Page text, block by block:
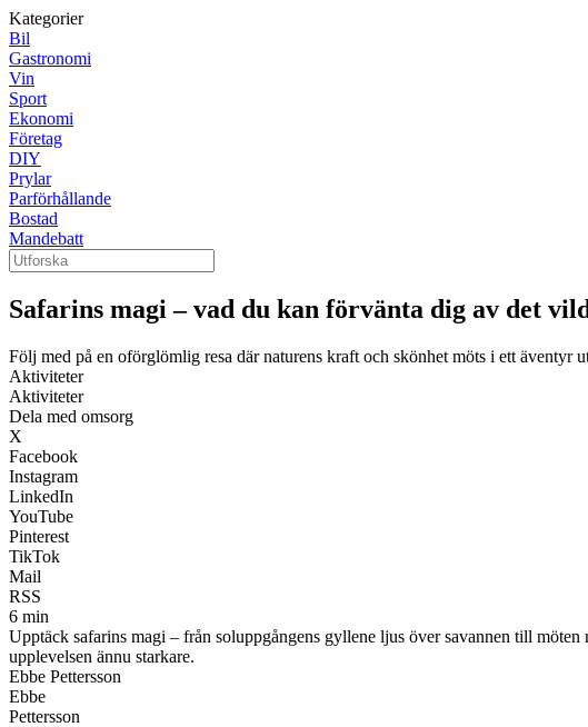
Kategorier
Bil
Gastronomi
Vin
Sport
Ekonomi
Företag
DIY
Prylar
Parförhållande
Bostad
Mandebatt
Safarins magi – vad du kan förvänta dig av det
Följ med på en oförglömlig resa där naturens kraft och skönhet möts i ett äventyr
Aktiviteter
Aktiviteter
Dela med omsorg
X
Facebook
Instagram
LinkedIn
YouTube
Pinterest
TikTok
Mail
RSS
6 min
Upptäck safarins magi – från soluppgångens gyllene ljus över savannen till
upplevelsen ännu starkare.
Ebbe Pettersson
Ebbe
Pettersson